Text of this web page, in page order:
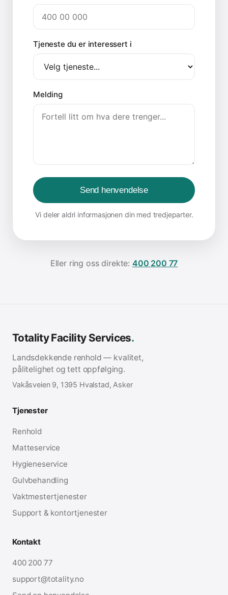
Tjeneste du er interessert i
Melding
Send henvendelse
Vi deler aldri informasjonen din med tredjeparter.
Eller ring oss direkte: 400 200 77
Totality Facility Services.
Landsdekkende renhold — kvalitet,
pålitelighet og tett oppfølging.
Vakåsveien 9, 1395 Hvalstad, Asker
Tjenester
Renhold
Matteservice
Hygieneservice
Gulvbehandling
Vaktmestertjenester
Support & kontortjenester
Kontakt
400 200 77
support@totality.no